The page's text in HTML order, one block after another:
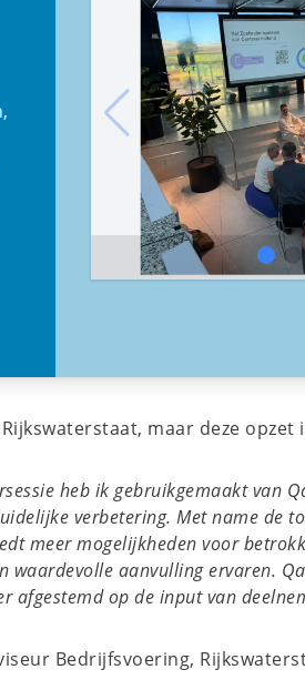
maar deze opzet
heb ik gebruikgemaakt van
verbetering. Met name de
meer mogelijkheden voor
waardevolle aanvulling ervaren.
afgestemd op de input van
Bedrijfsvoering,